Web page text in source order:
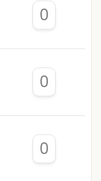
0
0
0